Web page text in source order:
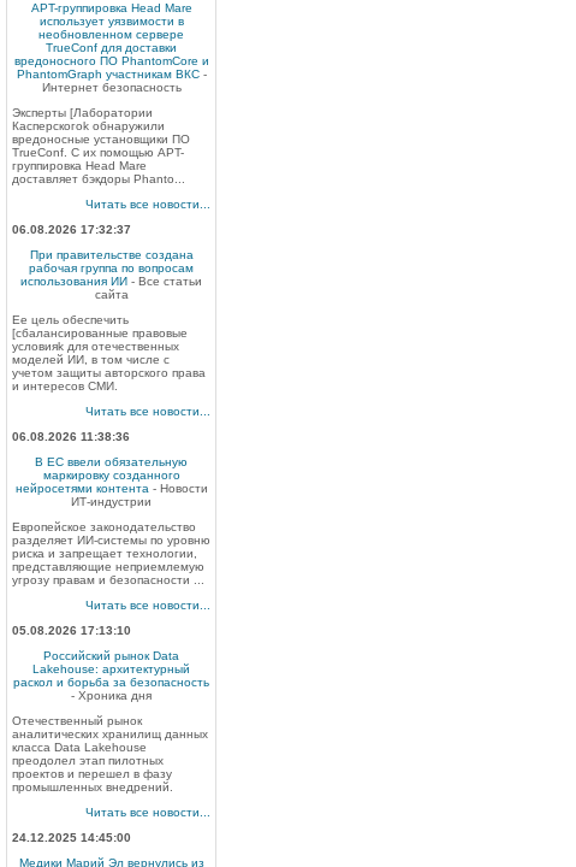
APT-группировка Head Mare
использует уязвимости в
необновленном сервере
TrueConf для доставки
вредоносного ПО PhantomCore и
PhantomGraph участникам ВКС-
Интернет безопасность
Эксперты [Лаборатории
Касперскогоk обнаружили
вредоносные установщики ПО
TrueConf. С их помощью APT-
группировка Head Mare
доставляет бэкдоры Phanto...
Читать все новости...
06.08.2026 17:32:37
При правительстве создана
рабочая группа по вопросам
использования ИИ - Все статьи
сайта
Ее цель обеспечить
[сбалансированные правовые
условияk для отечественных
моделей ИИ, в том числе с
учетом защиты авторского права
и интересов СМИ.
Читать все новости...
06.08.2026 11:38:36
В ЕС ввели обязательную
маркировку созданного
нейросетями контента - Новости
ИТ-индустрии
Европейское законодательство
разделяет ИИ-системы по уровню
риска и запрещает технологии,
представляющие неприемлемую
угрозу правам и безопасности ...
Читать все новости...
05.08.2026 17:13:10
Российский рынок Data
Lakehouse: архитектурный
раскол и борьба за безопасность
- Хроника дня
Отечественный рынок
аналитических хранилищ данных
класса Data Lakehouse
преодолел этап пилотных
проектов и перешел в фазу
промышленных внедрений.
Читать все новости...
24.12.2025 14:45:00
Медики Марий Эл вернулись из